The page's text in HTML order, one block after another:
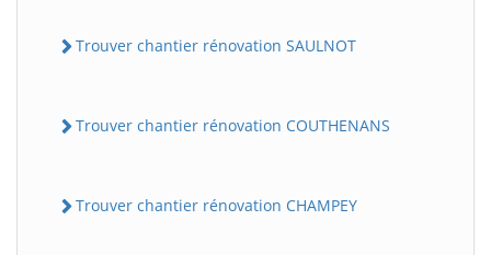
Trouver chantier rénovation SAULNOT
Trouver chantier rénovation COUTHENANS
Trouver chantier rénovation CHAMPEY